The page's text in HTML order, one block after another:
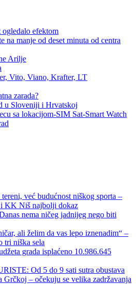
efektom
na manje od deset minuta od centra
Arilje
Vito, Viano, Krafter, LT
zarada?
u Sloveniji i Hrvatskoj
sa lokacijom-SIM Sat-Smart Watch
tereni, već budućnost niškog sporta –
i KK Niš najbolji dokaz
nema ničeg jadnijeg nego biti
ali želim da vas lepo iznenadim“ –
tri niška sela
grada isplaćeno 10.986.645
Od 5 do 9 sati sutra obustava
Grčkoj – očekuju se velika zadržavanja